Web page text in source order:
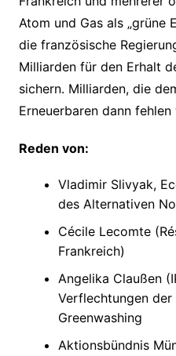
Atom und Gas als „grüne
die französische
Milliarden für den Erhalt
sichern. Milliarden, die
Erneuerbaren dann fehlen
Reden von:
Vladimir Slivyak,
des Alternativen
Cécile Lecomte
Frankreich)
Angelika Claußen
Verflechtungen
Greenwashing
Aktionsbündnis